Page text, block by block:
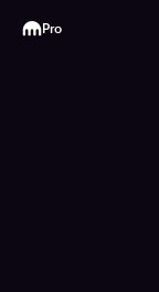
Kraken
Pro